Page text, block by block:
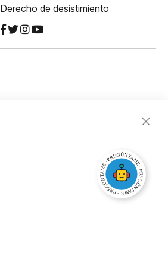
Derecho de desistimiento